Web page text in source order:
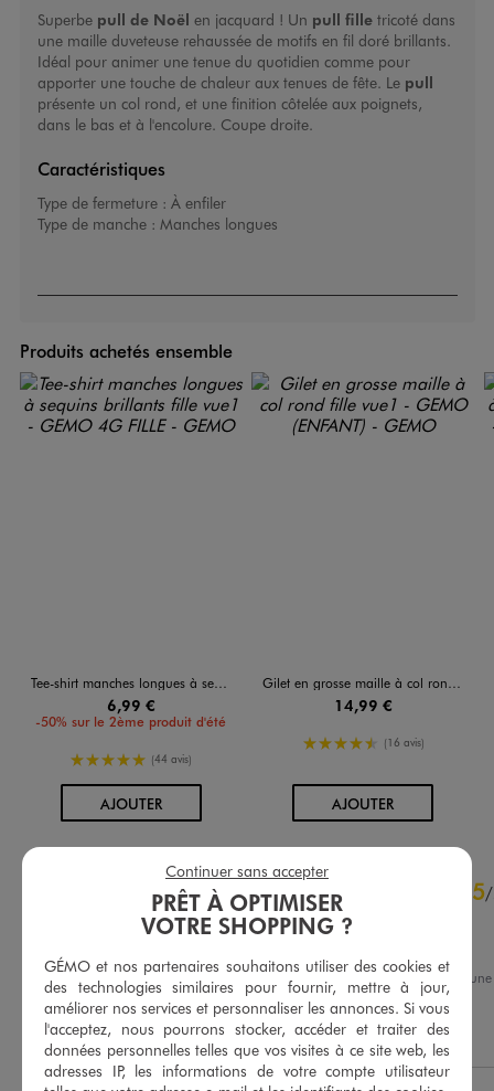
Superbepull de Noël en jacquard ! Un pull fille tricoté dans
une maille duveteuse rehaussée de motifs en fil doré brillants.
Idéal pour animer une tenue du quotidien comme pour
apporter une touche de chaleur aux tenues de fête. Le pull
présente un col rond, et une finition côtelée aux poignets,
dans le bas et à l'encolure. Coupe droite.
Caractéristiques
Type de fermeture : À enfiler
Type de manche : Manches longues
Produits achetés ensemble
Tee-shirt manches longues à sequins brillants fille
6,99 €
-50% sur le 2ème produit d'été
5/5 de moyenne
(44 avis)
AJOUTERAU PANIER
Gilet en grosse maille à col rond fille
14,99 €
4.5/5 de moyenne
(16 avis)
AJOUTERAU PANIER
4.7/5
Basé sur
avis soumis à un
contrôle
Voir tous les avis sur ce site
5étoiles 39
5/
Avis vérifié et récompensé
Avis du19/01/2026 , suite à
22/12/2025 par V.P.
Utile(0) Signaler
PRÊT À OPTIMISER
VOTRE SHOPPING ?
GÉMO et nos partenaires souhaitons utiliser des cookies et
des technologies similaires pour fournir, mettre à jour,
améliorer nos services et personnaliser les annonces. Si vous
l'acceptez, nous pourrons stocker, accéder et traiter des
données personnelles telles que vos visites à ce site web, les
adresses IP, les informations de votre compte utilisateur
Continuer sans accepter